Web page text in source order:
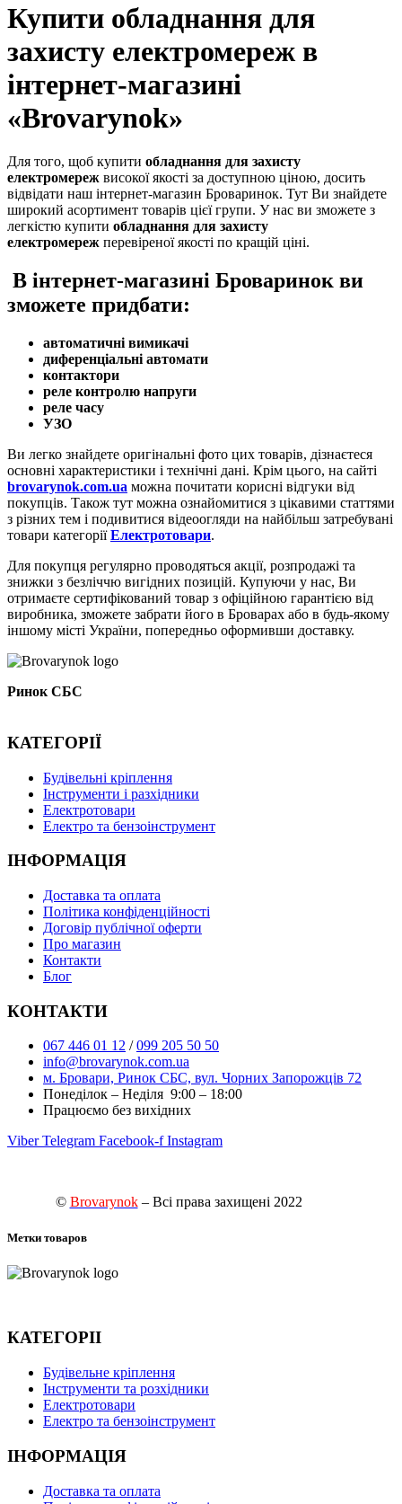
Купити обладнання для
захисту електромереж в
інтернет-магазині
«Brovarynok»
Для того, щоб купити обладнання для захисту
електромереж високої якості за доступною ціною, досить
відвідати наш інтернет-магазин Броваринок. Тут Ви знайдете
широкий асортимент товарів цієї групи. У нас ви зможете з
легкістю купити обладнання для захисту
електромереж перевіреної якості по кращій ціні.
В інтернет-магазині Броваринок ви
зможете придбати:
автоматичні вимикачі
диференціальні автомати
контактори
реле контролю напруги
реле часу
УЗО
Ви легко знайдете оригінальні фото цих товарів, дізнаєтеся
основні характеристики і технічні дані. Крім цього, на сайті
brovarynok.com.ua можна почитати корисні відгуки від
покупців. Також тут можна ознайомитися з цікавими статтями
з різних тем і подивитися відеоогляди на найбільш затребувані
товари категоріїЕлектротовари.
Для покупця регулярно проводяться акції, розпродажі та
знижки з безліччю вигідних позицій. Купуючи у нас, Ви
отримаєте сертифікований товар з офіційною гарантією від
виробника, зможете забрати його в Броварах або в будь-якому
іншому місті України, попередньо оформивши доставку.
Ринок СБС
КАТЕГОРІЇ
Будівельні кріплення
Інструменти і разхідники
Електротовари
Електро та бензоінструмент
ІНФОРМАЦІЯ
Доставка та оплата
Політика конфіденційності
Договір публічної оферти
Про магазин
Контакти
Блог
КОНТАКТИ
067 446 01 12 /099 205 50 50
info@brovarynok.com.ua
м. Бровари, Ринок СБС, вул. Чорних Запорожців 72
Понеділок – Неділя 9:00 – 18:00
Працюємо без вихідних
Viber Telegram Facebook-f Instagram
© Brovarynok– Всі права захищені 2022
Метки товаров
КАТЕГОРІІ
Будівельне кріплення
Інструменти та розхідники
Електротовари
Електро та бензоінструмент
ІНФОРМАЦІЯ
Доставка та оплата